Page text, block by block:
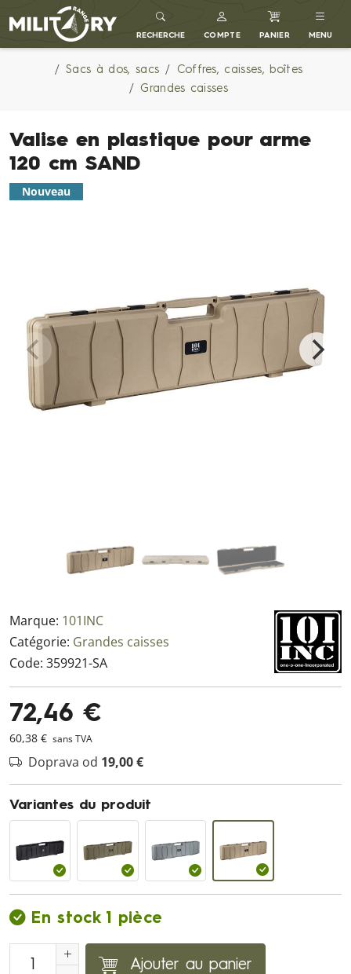
MILITARY RANGE FR
RECHERCHE COMPTE PANIER MENU
Sacs à dos, sacs
Coffres, caisses, boîtes
Grandes caisses
Valise en plastique pour arme
120 cm SAND
Nouveau
Marque: 101INC
Catégorie: Grandes caisses
Code: 359921-SA
72,46 €
60,38 € sans TVA
Doprava od 19,00 €
Variantes du produit
En stock 1 pièce
Ajouter au panier